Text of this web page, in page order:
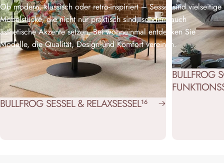
Ob modern, klassisch oder retro-inspiriert – Sessel sind vielseitige
Möbelstücke, die nicht nur praktisch sind, sondern auch
ästhetische Akzente setzen. Bei wohneinmal entdecken Sie
Modelle, die Qualität, Design und Komfort vereinen.
BULLFROG SESSEL & RELAXSESSEL16
BULLFROG